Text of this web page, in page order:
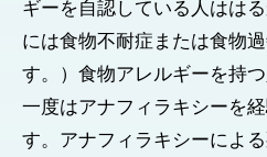
ギーを自認している人はは
には食物不耐症または食物
す。）食物アレルギーを持
一度はアナフィラキシーを
す。アナフィラキシーによ